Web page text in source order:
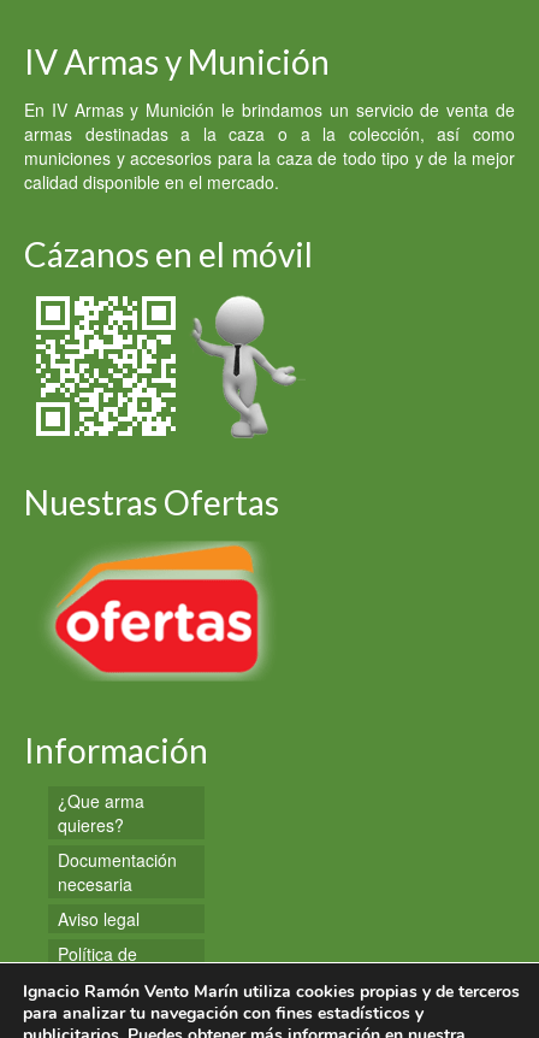
IV Armas y Munición
En IV Armas y Munición le brindamos un servicio de venta de
armas destinadas a la caza o a la colección, así como
municiones y accesorios para la caza de todo tipo y de la mejor
calidad disponible en el mercado.
Cázanos en el móvil
Nuestras Ofertas
Información
¿Que arma
quieres?
Documentación
necesaria
Aviso legal
Política de
privacidad
Política de
Ignacio Ramón Vento Marín utiliza cookies propias y de terceros
para analizar tu navegación con fines estadísticos y